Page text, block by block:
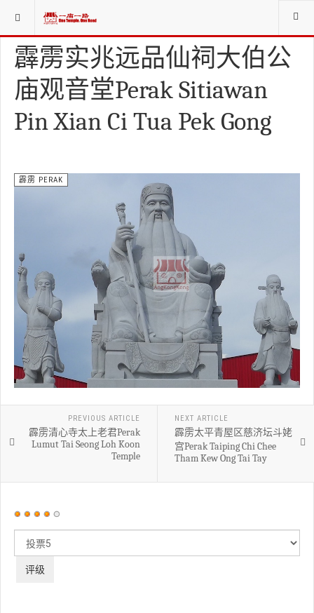
当前位置： 庙寺宫坛堂社CHINESE WORSHIP ORG.
霹雳实兆远品仙祠大伯公
庙观音堂Perak Sitiawan
Pin Xian Ci Tua Pek Gong
霹雳 PERAK
PREVIOUS ARTICLE
霹雳清心寺太上老君Perak
Lumut Tai Seong Loh Koon
Temple
NEXT ARTICLE
霹雳太平青屋区慈济坛斗姥
宫Perak Taiping Chi Chee
Tham Kew Ong Tai Tay
用
价：4/
评